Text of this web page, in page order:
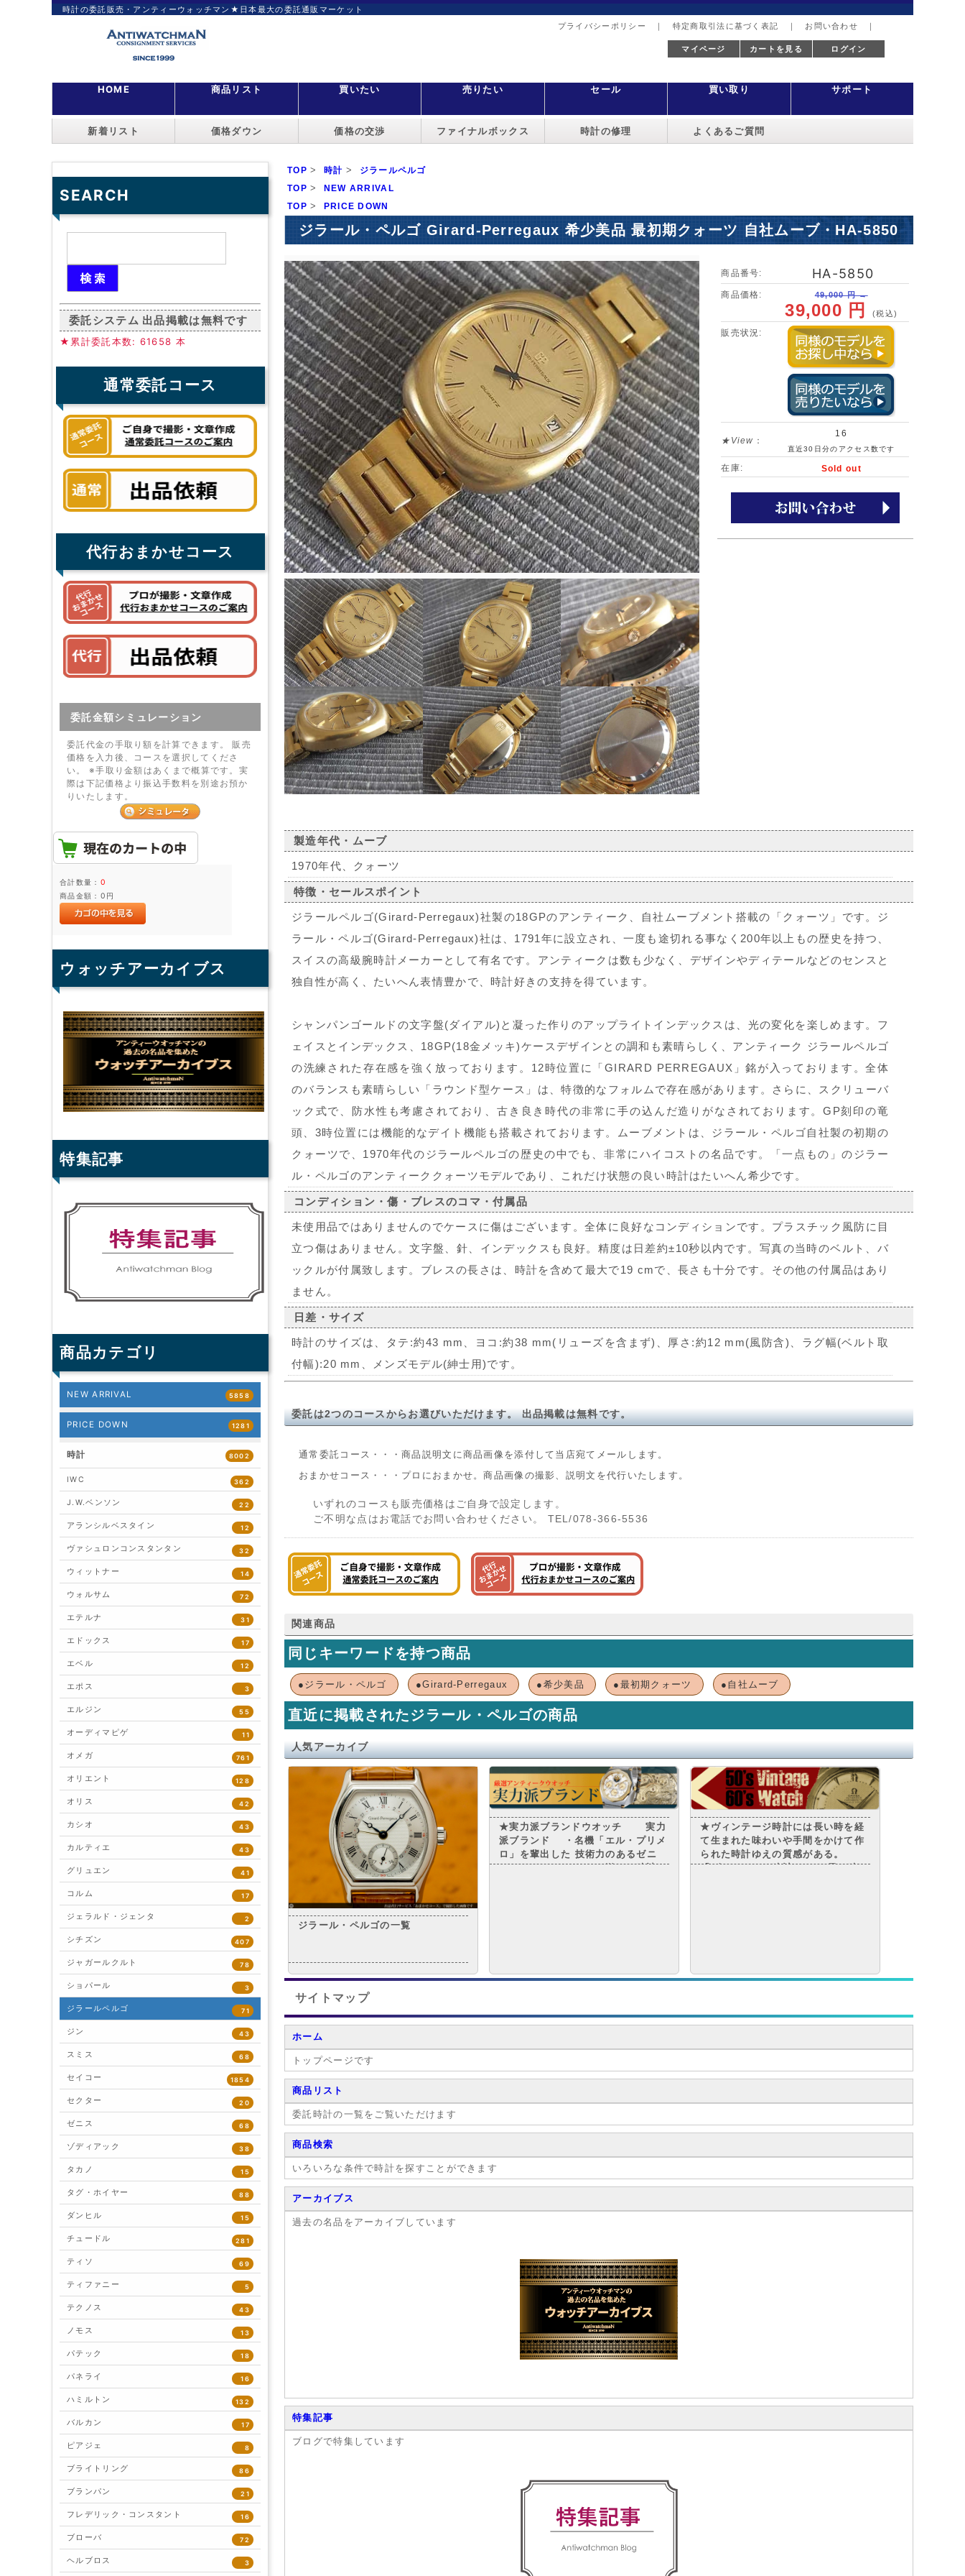
時計の委託販売・アンティーウォッチマン★日本最大の委託通販マーケット
プライバシーポリシー
｜ 特定商取引法に基づく表記 ｜ お問い合わせ ｜
ログイン
カートを見る
マイページ
HOME 商品リスト 買いたい 売りたい セール 買い取り サポート
新着リスト 価格ダウン 価格の交渉 ファイナルボックス 時計の修理 よくあるご質問
TOP > 時計 >
ジラールペルゴ
TOP >
NEW ARRIVAL
TOP > PRICE DOWN
ジラール・ペルゴ Girard-Perregaux 希少美品 最初期クォーツ 自社ムーブ・HA-5850
商品番号: HA-5850
商品価格: 49,000 円 →
39,000 円 (税込)
販売状況:
★View ：
16
直近30日分のアクセス数です
在庫: Sold out
製造年代・ムーブ
1970年代、クォーツ
特徴・セールスポイント
ジラールペルゴ(Girard-Perregaux)社製の18GPのアンティーク、自社ムーブメント搭載の「クォーツ」です。ジ
ラール・ペルゴ(Girard-Perregaux)社は、1791年に設立され、一度も途切れる事なく200年以上もの歴史を持つ、
スイスの高級腕時計メーカーとして有名です。アンティークは数も少なく、デザインやディテールなどのセンスと
独自性が高く、たいへん表情豊かで、時計好きの支持を得ています。
シャンパンゴールドの文字盤(ダイアル)と凝った作りのアップライトインデックスは、光の変化を楽しめます。フ
ェイスとインデックス、18GP(18金メッキ)ケースデザインとの調和も素晴らしく、アンティーク ジラールペルゴ
の洗練された存在感を強く放っております。12時位置に「GIRARD PERREGAUX」銘が入っております。全体
のバランスも素晴らしい「ラウンド型ケース」は、特徴的なフォルムで存在感があります。さらに、スクリューバ
ック式で、防水性も考慮されており、古き良き時代の非常に手の込んだ造りがなされております。GP刻印の竜
頭、3時位置には機能的なデイト機能も搭載されております。ムーブメントは、ジラール・ペルゴ自社製の初期の
クォーツで、1970年代のジラールペルゴの歴史の中でも、非常にハイコストの名品です。「一点もの」のジラー
ル・ペルゴのアンティーククォーツモデルであり、これだけ状態の良い時計はたいへん希少です。
コンディション・傷・ブレスのコマ・付属品
未使用品ではありませんのでケースに傷はございます。全体に良好なコンディションです。プラスチック風防に目
立つ傷はありません。文字盤、針、インデックスも良好。精度は日差約±10秒以内です。写真の当時のベルト、バ
ックルが付属致します。ブレスの長さは、時計を含めて最大で19 cmで、長さも十分です。その他の付属品はあり
ません。
日差・サイズ
時計のサイズは、タテ:約43 mm、ヨコ:約38 mm(リューズを含まず)、厚さ:約12 mm(風防含)、ラグ幅(ベルト取
付幅):20 mm、メンズモデル(紳士用)です。
委託は2つのコースからお選びいただけます。 出品掲載は無料です。
通常委託コース・・・商品説明文に商品画像を添付して当店宛てメールします。
おまかせコース・・・プロにおまかせ。商品画像の撮影、説明文を代行いたします。
いずれのコースも販売価格はご自身で設定します。
ご不明な点はお電話でお問い合わせください。 TEL/078-366-5536
関連商品
同じキーワードを持つ商品
●ジラール・ペルゴ ●Girard-Perregaux ●希少美品 ●最初期クォーツ ●自社ムーブ
直近に掲載されたジラール・ペルゴの商品
人気アーカイブ
ジラール・ペルゴの一覧
★実力派ブランドウオッチ 実力
派ブランド ・名機「エル・プリメ
ロ」を輩出した 技術力のあるゼニ
ス ・オリジナルティ溢れる時計の
★ヴィンテージ時計には長い時を経
て生まれた味わいや手間をかけて作
られた時計ゆえの質感がある。
「ヴィンテージ時計」には 長い時
サイトマップ
ホーム
トップページです
商品リスト
委託時計の一覧をご覧いただけます
商品検索
いろいろな条件で時計を探すことができます
アーカイブス
過去の名品をアーカイブしています
特集記事
ブログで特集しています
SEARCH
委託システム 出品掲載は無料です
★累計委託本数: 61658 本
通常委託コース
代行おまかせコース
委託金額シミュレーション
委託代金の手取り額を計算できます。 販売
価格を入力後、コースを選択してくださ
い。 ※手取り金額はあくまで概算です。実
際は下記価格より振込手数料を別途お預か
りいたします。
合計数量： 0
商品金額： 0円
ウォッチアーカイブス
特集記事
商品カテゴリ
NEW ARRIVAL 5858
PRICE DOWN 1281
時計 8002
IWC 362
J.W.ベンソン 22
アランシルベスタイン 12
ヴァシュロンコンスタンタン 32
ウィットナー 14
ウォルサム 72
エテルナ 31
エドックス 17
エベル 12
エポス 3
エルジン 55
オーディマピゲ 11
オメガ 761
オリエント 128
オリス 42
カシオ 43
カルティエ 43
グリュエン 41
コルム 17
ジェラルド・ジェンタ 2
シチズン 407
ジャガールクルト 78
ショパール 3
ジラールペルゴ 71
ジン 43
スミス 68
セイコー 1854
セクター 20
ゼニス 68
ゾディアック 38
タカノ 15
タグ・ホイヤー 88
ダンヒル 15
チュードル 281
ティソ 69
ティファニー 5
テクノス 43
ノモス 13
パテック 18
パネライ 16
ハミルトン 132
バルカン 17
ピアジェ 8
ブライトリング 86
ブランパン 21
フレデリック・コンスタント 16
ブローバ 72
ヘルブロス 3